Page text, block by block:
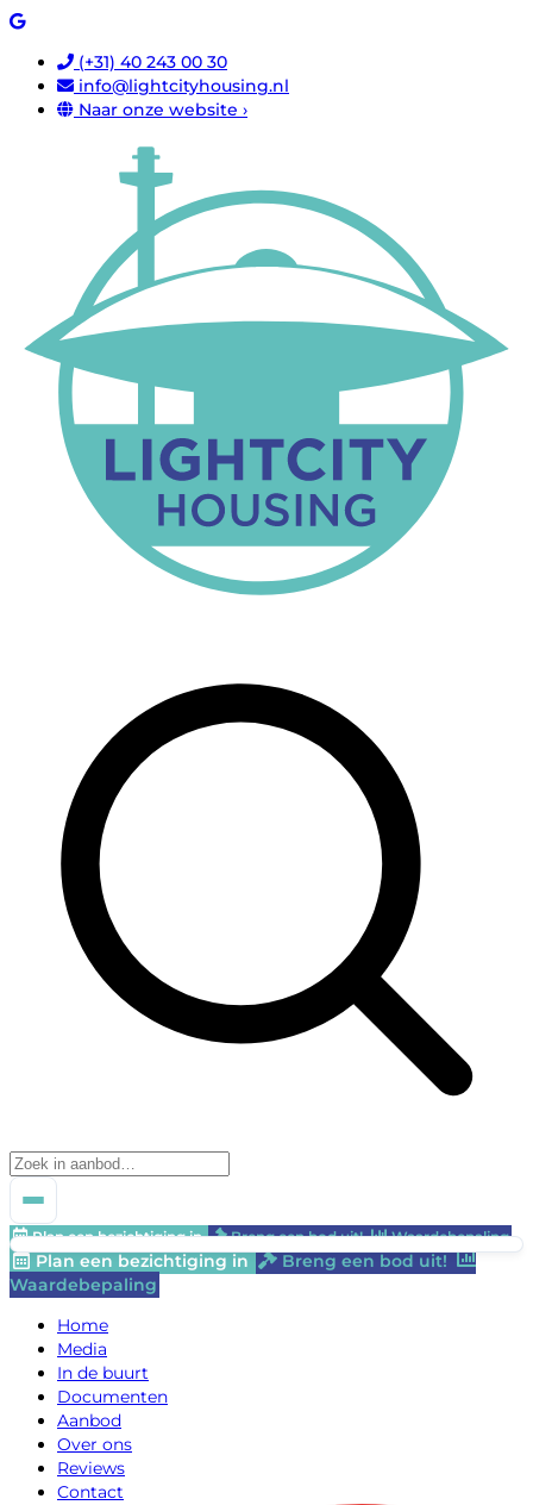
(+31) 40 243 00 30
info@lightcityhousing.nl
Naar onze website ›
Plan een bezichtiging in Breng een bod uit! Waardebepaling
Plan een bezichtiging in
Breng een bod uit!
Waardebepaling
Home
Media
In de buurt
Documenten
Aanbod
Over ons
Reviews
Contact